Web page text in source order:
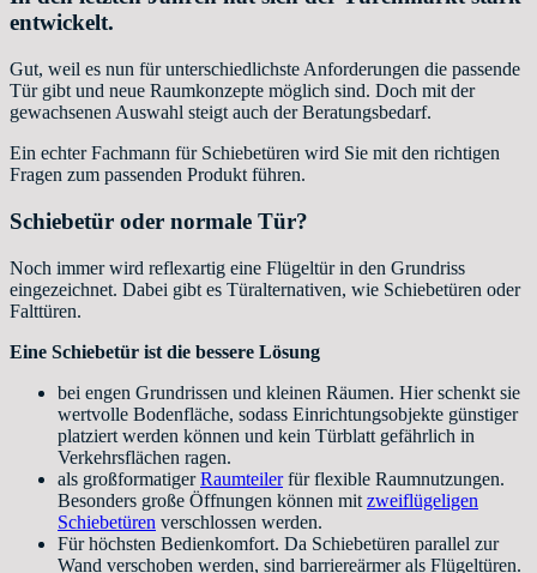
entwickelt.
Gut, weil es nun für unterschiedlichste Anforderungen die passende
Tür gibt und neue Raumkonzepte möglich sind. Doch mit der
gewachsenen Auswahl steigt auch der Beratungsbedarf.
Ein echter Fachmann für Schiebetüren wird Sie mit den richtigen
Fragen zum passenden Produkt führen.
Schiebetür oder normale Tür?
Noch immer wird reflexartig eine Flügeltür in den Grundriss
eingezeichnet. Dabei gibt es Türalternativen, wie Schiebetüren oder
Falttüren.
Eine Schiebetür ist die bessere Lösung
bei engen Grundrissen und kleinen Räumen. Hier schenkt sie
wertvolle Bodenfläche, sodass Einrichtungsobjekte günstiger
platziert werden können und kein Türblatt gefährlich in
Verkehrsflächen ragen.
als großformatigerRaumteilerfür flexible Raumnutzungen.
Besonders große Öffnungen können mit zweiflügeligen
Schiebetüren verschlossen werden.
Für höchsten Bedienkomfort. Da Schiebetüren parallel zur
Wand verschoben werden, sind barriereärmer als Flügeltüren.